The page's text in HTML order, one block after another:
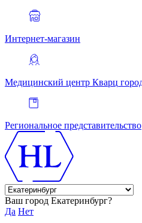
Интернет-магазин
Медицинский центр Кварц
Региональное представительство
Ваш город Екатеринбург?
Да Нет